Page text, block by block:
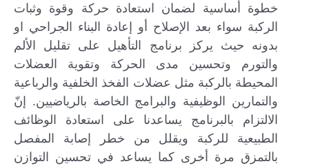
خطوة أساسية لضمان استعادة حركة وقوة وثبات
الركبة سواء بعد الإصلاح أو إعادة البناء الجراحي او
بدونه حيث يركز برنامج التأهيل على تقليل الألم
والتورم وتحسين مدى الحركة وتقوية العضلات
المحيطة بالركبة مثل عضلات الفخذ الخلفية والرباعية
والتمارين الوظيفية والبرامج الخاصة بالرياضيين. إنّ
الالتزام بالبرنامج يساعدنا على استعادة الوظائف
الطبيعية للركبة ويقلل من خطر إصابة المفصل
بالتمزق مرة أخرى كما يساعد في تحسين التوازن